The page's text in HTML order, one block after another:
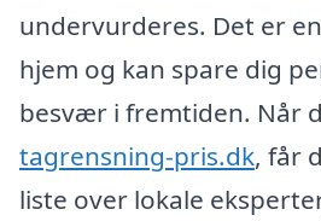
undervurderes. Det er
hjem og kan spare dig
besvær i fremtiden. Når
tagrensning-pris.dk, får
liste over lokale